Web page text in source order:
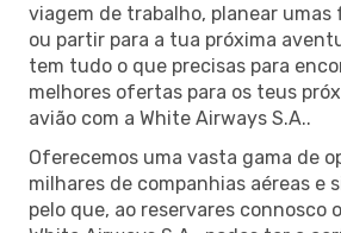
viagem de trabalho, planear
ou partir para a tua próxima
tem tudo o que precisas para
melhores ofertas para os teus
avião com a White Airways S.A..
Oferecemos uma vasta gama de
milhares de companhias aéreas e
pelo que, ao reservares connosco